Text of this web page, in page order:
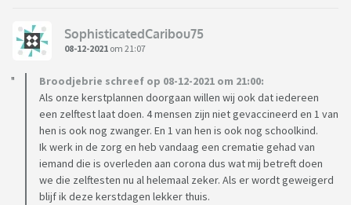
SophisticatedCaribou75
08-12-2021 om 21:07
Broodjebrie schreef op 08-12-2021 om 21:00:
Als onze kerstplannen doorgaan willen wij ook dat iedereen
een zelftest laat doen. 4 mensen zijn niet gevaccineerd en 1 van
hen is ook nog zwanger. En 1 van hen is ook nog schoolkind.
Ik werk in de zorg en heb vandaag een crematie gehad van
iemand die is overleden aan corona dus wat mij betreft doen
we die zelftesten nu al helemaal zeker. Als er wordt geweigerd
blijf ik deze kerstdagen lekker thuis.